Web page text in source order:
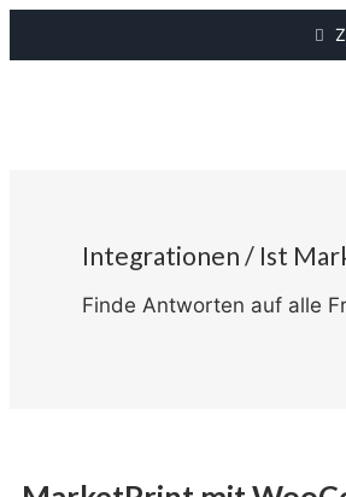
Integrationen​ / Ist
Finde Antworten auf alle